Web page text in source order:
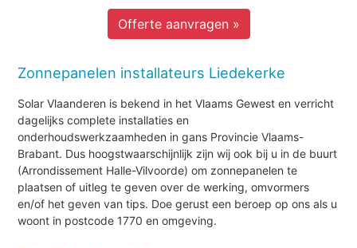
Offerte aanvragen »
Zonnepanelen installateurs Liedekerke
Solar Vlaanderen is bekend in het Vlaams Gewest en verricht
dagelijks complete installaties en
onderhoudswerkzaamheden in gans Provincie Vlaams-
Brabant. Dus hoogstwaarschijnlijk zijn wij ook bij u in de buurt
(Arrondissement Halle-Vilvoorde) om zonnepanelen te
plaatsen of uitleg te geven over de werking, omvormers
en/of het geven van tips. Doe gerust een beroep op ons als u
woont in postcode 1770 en omgeving.